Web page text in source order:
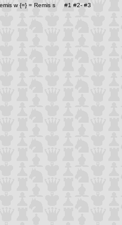
w {=} = Remis s #1 #2-#3